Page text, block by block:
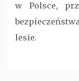
w Polsce,
lesie.